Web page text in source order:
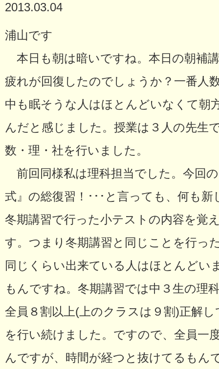
2013.03.04
浦山です
本日も朝は暗いですね。本日の朝補
疲れが回復したのでしょうか？一番人
中も眠そうな人はほとんどいなくて朝
んだと感じました。授業は３人の先生
数・理・社を行いました。
前回同様私は理科担当でした。今回
式』の総復習！･･･と言っても、何も
冬期講習で行った小テストの内容を覚
す。つまり冬期講習と同じことを行っ
同じくらい出来ている人はほとんどい
もんですね。冬期講習では中３生の理
全員８割以上(上のクラスは９割)正解
を行い続けました。ですので、全員一
んですが、時間が経つと抜けてるもん